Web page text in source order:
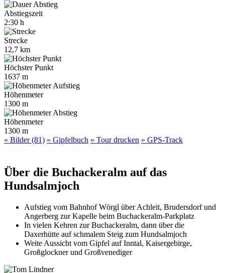
Abstiegszeit
2:30 h
Strecke
12,7 km
Höchster Punkt
1637 m
Höhenmeter
1300 m
Höhenmeter
1300 m
» Bilder (81) » Gipfelbuch » Tour drucken » GPS-Track
Über die Buchackeralm auf das
Hundsalmjoch
Aufstieg vom Bahnhof Wörgl über Achleit, Brudersdorf und
Angerberg zur Kapelle beim Buchackeralm-Parkplatz
In vielen Kehren zur Buchackeralm, dann über die
Daxerhütte auf schmalem Steig zum Hundsalmjoch
Weite Aussicht vom Gipfel auf Inntal, Kaisergebirge,
Großglockner und Großvenediger